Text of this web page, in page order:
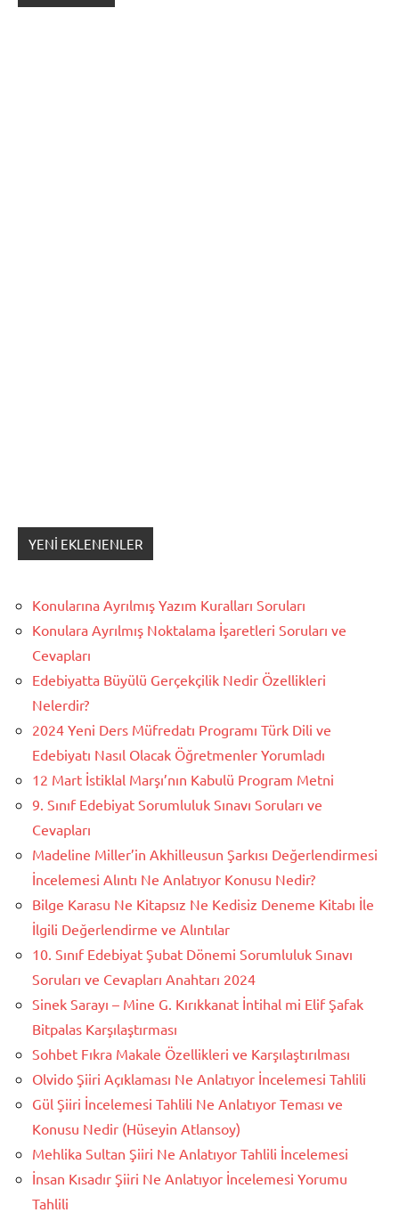
YENI EKLENENLER
Konularına Ayrılmış Yazım Kuralları Soruları
Konulara Ayrılmış Noktalama İşaretleri Soruları ve
Cevapları
Edebiyatta Büyülü Gerçekçilik Nedir Özellikleri
Nelerdir?
2024 Yeni Ders Müfredatı Programı Türk Dili ve
Edebiyatı Nasıl Olacak Öğretmenler Yorumladı
12 Mart İstiklal Marşı’nın Kabulü Program Metni
9. Sınıf Edebiyat Sorumluluk Sınavı Soruları ve
Cevapları
Madeline Miller’in Akhilleusun Şarkısı Değerlendirmesi
İncelemesi Alıntı Ne Anlatıyor Konusu Nedir?
Bilge Karasu Ne Kitapsız Ne Kedisiz Deneme Kitabı İle
İlgili Değerlendirme ve Alıntılar
10. Sınıf Edebiyat Şubat Dönemi Sorumluluk Sınavı
Soruları ve Cevapları Anahtarı 2024
Sinek Sarayı – Mine G. Kırıkkanat İntihal mi Elif Şafak
Bitpalas Karşılaştırması
Sohbet Fıkra Makale Özellikleri ve Karşılaştırılması
Olvido Şiiri Açıklaması Ne Anlatıyor İncelemesi Tahlili
Gül Şiiri İncelemesi Tahlili Ne Anlatıyor Teması ve
Konusu Nedir (Hüseyin Atlansoy)
Mehlika Sultan Şiiri Ne Anlatıyor Tahlili İncelemesi
İnsan Kısadır Şiiri Ne Anlatıyor İncelemesi Yorumu
Tahlili